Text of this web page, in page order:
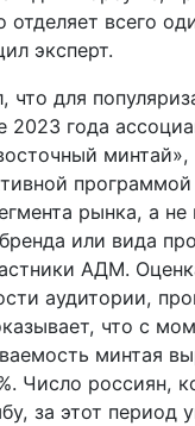
отделяет всего
эксперт.
что для
2023 года
рынка, а не
или вида
АДМ.
аудитории,
что с
минтая
Число россиян,
за этот период